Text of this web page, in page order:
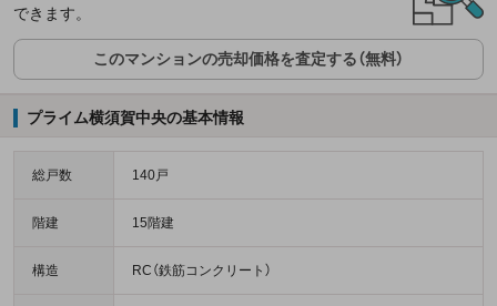
できます。
このマンションの売却価格を査定する（無料）
プライム横須賀中央の基本情報
総戸数 140戸
階建 15階建
構造 RC（鉄筋コンクリート）